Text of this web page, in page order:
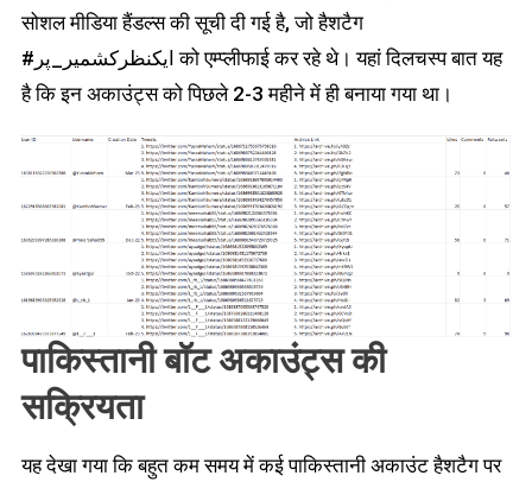
सोशल मीडिया हैंडल्स की सूची दी गई है, जो हैशटैग
#ایکنظرکشمیر_پر को एम्प्लीफाई कर रहे थे। यहां दिलचस्प बात यह
है कि इन अकाउंट्स को पिछले 2-3 महीने में ही बनाया गया था।
पाकिस्तानी बॉट अकाउंट्स की
सक्रियता
यह देखा गया कि बहुत कम समय में कई पाकिस्तानी अकाउंट हैशटैग पर